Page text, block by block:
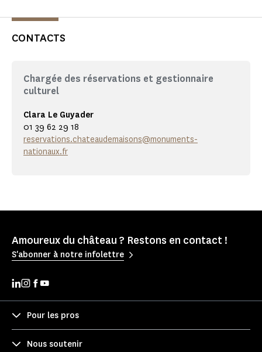
CONTACTS
Chargée des réservations et gestionnaire
culturel
Clara Le Guyader
01 39 62 29 18
reservations.chateaudemaisons@monuments-
nationaux.fr
Amoureux du château ? Restons en contact !
S'abonner à notre infolettre
Pour les pros
Nous soutenir